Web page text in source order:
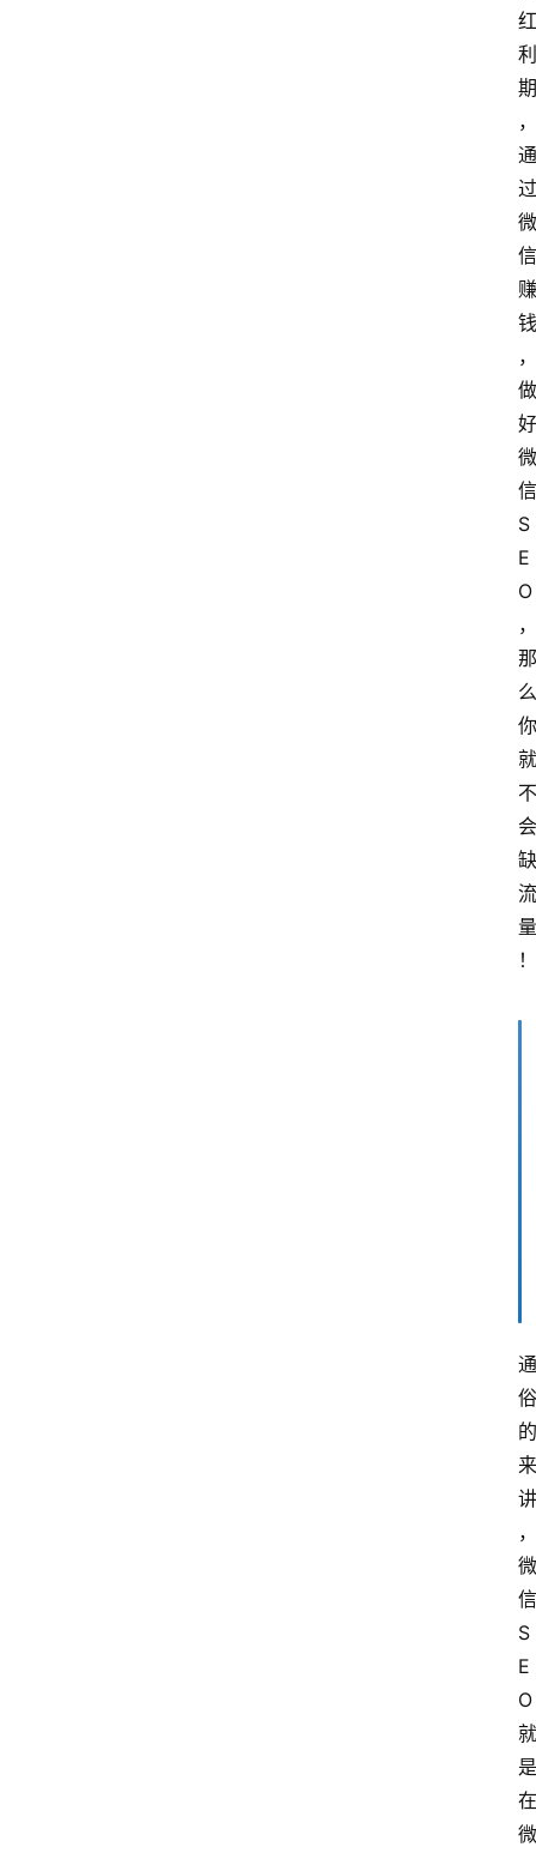
红
利
期
，
通
过
微
信
赚
钱
，
做
好
微
信
S
E
O
，
那
么
你
就
不
会
缺
流
量
！
通
俗
的
来
讲
，
微
信
S
E
O
就
是
在
微